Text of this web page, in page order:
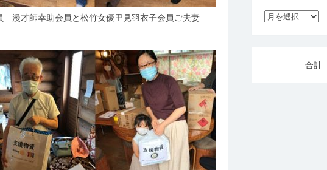
漫才師幸助会員と松竹女優里見羽衣子会員ご夫妻
月
合計